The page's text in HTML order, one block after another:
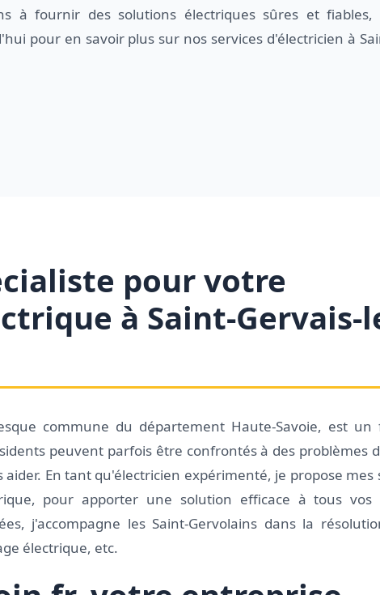
à fournir des solutions électriques sûres et
pour en savoir plus sur nos services d'électricien à
pour votre
à Saint-Gervais-
commune du département Haute-Savoie, est un
peuvent parfois être confrontés à des problèmes
En tant qu'électricien expérimenté, je propose mes
pour apporter une solution efficace à tous vos
j'accompagne les Saint-Gervolains dans la
électrique, etc.